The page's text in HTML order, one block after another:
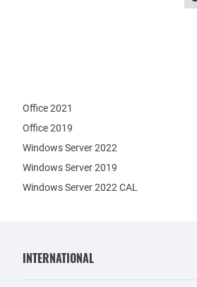
Office 2021
Office 2019
Windows Server 2022
Windows Server 2019
Windows Server 2022 CAL
INTERNATIONAL